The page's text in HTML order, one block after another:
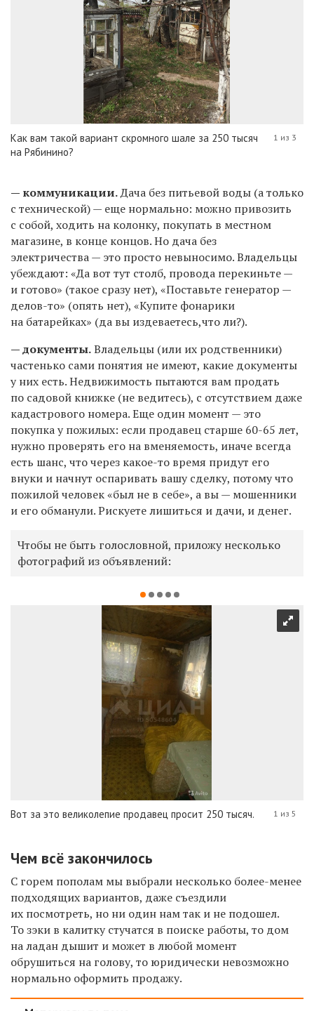
Как вам такой вариант скромного шале за 250 тысяч
на Рябинино?
1 из 3
— коммуникации.Дача без питьевой воды (а только
с технической) — еще нормально: можно привозить
с собой, ходить на колонку, покупать в местном
магазине, в конце концов. Но дача без
электричества — это просто невыносимо. Владельцы
убеждают: «Да вот тут столб, провода перекиньте —
и готово» (такое сразу нет), «Поставьте генератор —
делов-то» (опять нет), «Купите фонарики
на батарейках» (да вы издеваетесь,что ли?).
— документы.Владельцы (или их родственники)
частенько сами понятия не имеют, какие документы
у них есть. Недвижимость пытаются вам продать
по садовой книжке (не ведитесь), с отсутствием даже
кадастрового номера. Еще один момент — это
покупка у пожилых: если продавец старше 60-65 лет,
нужно проверять его на вменяемость, иначе всегда
есть шанс, что через какое-то время придут его
внуки и начнут оспаривать вашу сделку, потому что
пожилой человек «был не в себе», а вы — мошенники
и его обманули. Рискуете лишиться и дачи, и денег.
Чтобы не быть голословной, приложу несколько
фотографий из объявлений:
Вот за это великолепие продавец просит 250 тысяч. 1 из 5
Чем всё закончилось
С горем пополам мы выбрали несколько более-менее
подходящих вариантов, даже съездили
их посмотреть, но ни один нам так и не подошел.
То зэки в калитку стучатся в поиске работы, то дом
на ладан дышит и может в любой момент
обрушиться на голову, то юридически невозможно
нормально оформить продажу.